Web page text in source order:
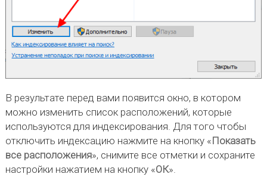
В результате перед вами появится окно, в котором
можно изменить список расположений, которые
используются для индексирования. Для того чтобы
отключить индексацию нажмите на кнопку «Показать
все расположения», снимите все отметки и сохраните
настройки нажатием на кнопку «ОК».